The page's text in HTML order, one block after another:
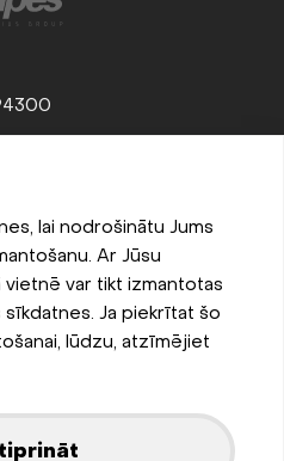
lai nodrošinātu Jums
Ar Jūsu
vietnē var tikt izmantotas
sīkdatnes. Ja piekrītat šo
lūdzu, atzīmējiet
jaunumiem
sīkdatņu